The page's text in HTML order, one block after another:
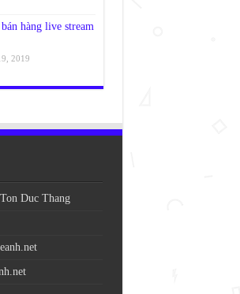
hàng live stream
2019
Duc Thang